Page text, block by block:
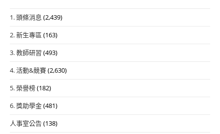
1. 頭條消息 (2,439)
2. 新生專區 (163)
3. 教師研習 (493)
4. 活動&競賽(2,630)
5. 榮譽榜(182)
6. 獎助學金(481)
人事室公告(138)